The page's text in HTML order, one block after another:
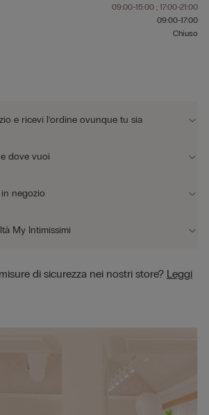
09:00-15:00 ; 17:00-21:00
09:00-17:00
Chiuso
e ricevi l’ordine ovunque tu sia
dove vuoi
negozio
My Intimissimi
di sicurezza nei nostri store? Leggi